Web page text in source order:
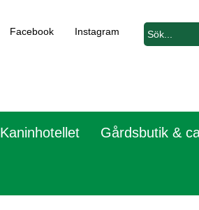
Facebook Instagram
Kaninhotellet Gårdsbutik &